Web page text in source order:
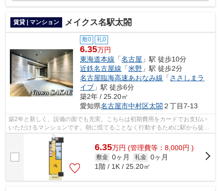
賃貸 | マンション メイクス名駅太閤
敷0 礼0
6.35万円
東海道本線 「名古屋 」駅 徒歩10分
近鉄名古屋線 「米野 」駅 徒歩2分
名古屋臨海高速あおなみ線 「ささしまラ
イブ 」駅 徒歩6分
築2年 / 25.20㎡
愛知県名古屋市中村区太閤 ２丁目7-13
築2年と新しく、設備の面でも充実。こちらは初期費用をカードでお支払い
いただけるマンションです。朝に慌てることなく行動するために駅から徒歩
10分の駅近マンションはいかがでしょう...
6.35万円 (管理費等：8,000円 )
敷金 0ヶ月 礼金 0ヶ月
1階 / 1K / 25.20㎡